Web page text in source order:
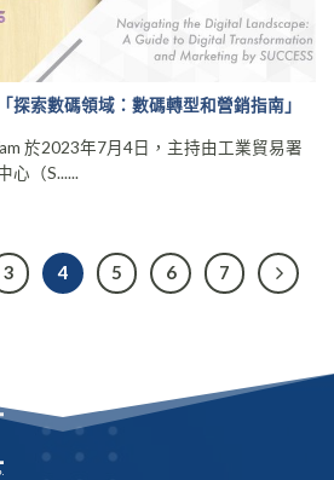
探索數碼領域：數碼轉型和營銷指南」
於2023年7月4日，主持由工業貿易署
心（S......
3 4 5 6 7